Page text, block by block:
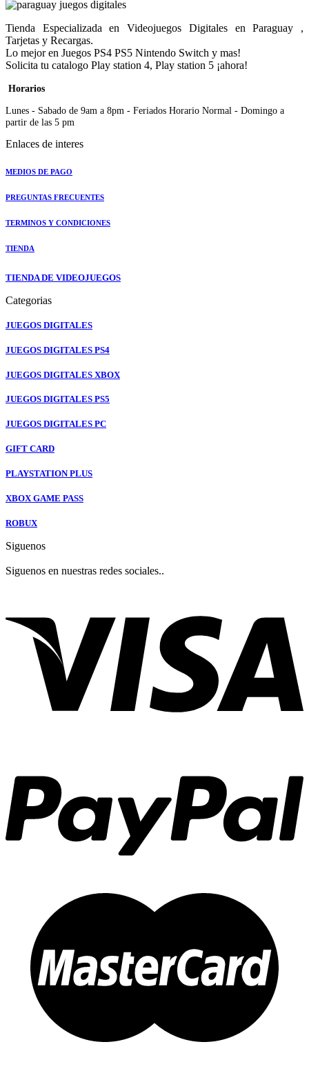
Tienda Especializada en Videojuegos Digitales en Paraguay ,
Tarjetas y Recargas.
Lo mejor en Juegos PS4 PS5 Nintendo Switch y mas!
Solicita tu catalogo Play station 4, Play station 5 ¡ahora!
Horarios
Lunes - Sabado de 9am a 8pm - Feriados Horario Normal - Domingo a
partir de las 5 pm
Enlaces de interes
MEDIOS DE PAGO
PREGUNTAS FRECUENTES
TERMINOS Y CONDICIONES
TIENDA
TIENDA DE VIDEOJUEGOS
Categorias
JUEGOS DIGITALES
JUEGOS DIGITALES PS4
JUEGOS DIGITALES XBOX
JUEGOS DIGITALES PS5
JUEGOS DIGITALES PC
GIFT CARD
PLAYSTATION PLUS
XBOX GAME PASS
ROBUX
Siguenos
Siguenos en nuestras redes sociales..